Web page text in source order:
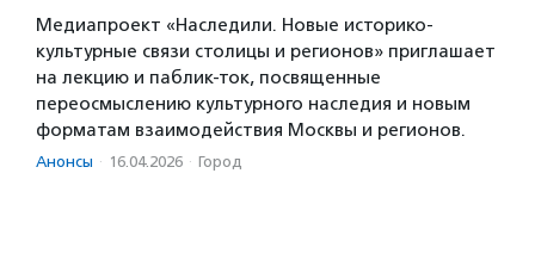
Медиапроект «Наследили. Новые историко-
культурные связи столицы и регионов» приглашает
на лекцию и паблик-ток, посвященные
переосмыслению культурного наследия и новым
форматам взаимодействия Москвы и регионов.
Анонсы · 16.04.2026 · Город